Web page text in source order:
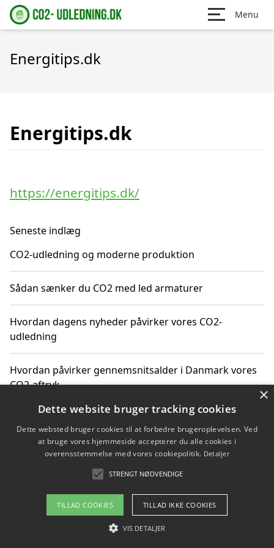
Menu
Energitips.dk
Energitips.dk
https://energitips.dk/
Seneste indlæg
CO2-udledning og moderne produktion
Sådan sænker du CO2 med led armaturer
Hvordan dagens nyheder påvirker vores CO2-
udledning
Hvordan påvirker gennemsnitsalder i Danmark vores
CO2-aftryk
Hvordan nyheder om CO2-udledning påvirker vores
hverdag
Om / kontakt
Blog Betingelser
×
Dette website bruger tracking cookies
Dette websted bruger cookies til at forbedre brugeroplevelsen. Ved
at bruge vores hjemmeside accepterer du alle cookies i
overensstemmelse med vores cookiepolitik. Detaljer
STRENGT NØDVENDIGE
TILLAD COOKIES TILLAD IKKE COOKIES
VIS DETALJER